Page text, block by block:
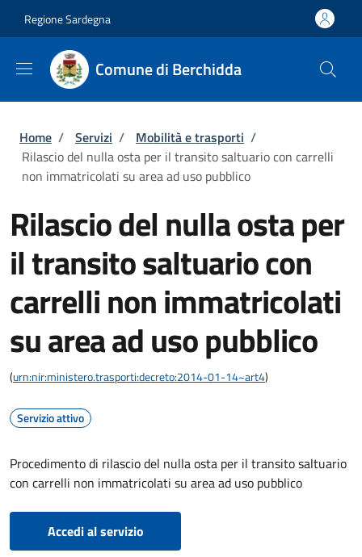
Regione Sardegna
Comune di Berchidda
Briciole di pane
Home / Servizi / Mobilità e trasporti /
Rilascio del nulla osta per il transito saltuario con carrelli
non immatricolati su area ad uso pubblico
Rilascio del nulla osta per
il transito saltuario con
carrelli non immatricolati
su area ad uso pubblico
(urn:nir:ministero.trasporti:decreto:2014-01-14~art4)
Servizio attivo
Procedimento di rilascio del nulla osta per il transito saltuario
con carrelli non immatricolati su area ad uso pubblico
Accedi al servizio